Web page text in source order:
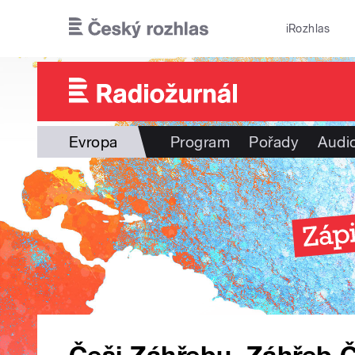
iRozhlas
Evropa Program Pořady